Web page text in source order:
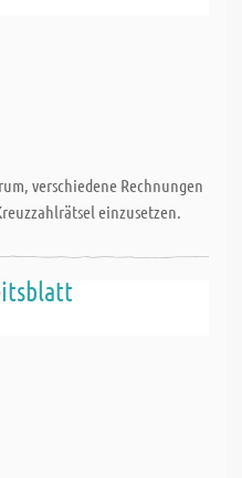
verschiedene Rechnungen
einzusetzen.